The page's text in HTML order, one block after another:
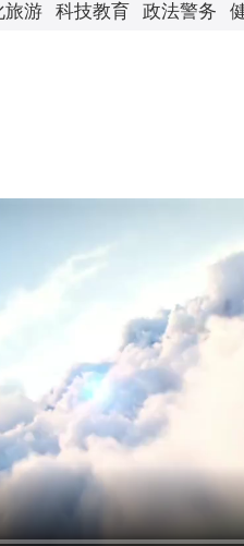
旅游 科技教育 政法警务